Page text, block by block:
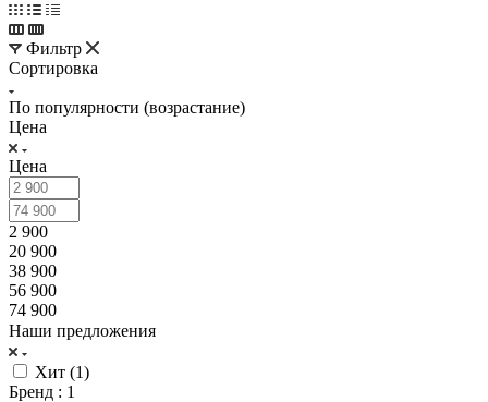
Фильтр
Сортировка
По популярности (возрастание)
Цена
Цена
2 900
20 900
38 900
56 900
74 900
Наши предложения
Хит (1)
Бренд : 1